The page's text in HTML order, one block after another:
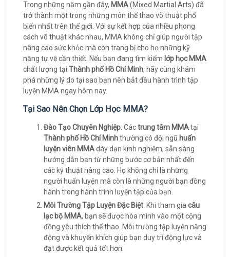
Trong những năm gần đây, MMA(Mixed Martial Arts) đã
trở thành một trong những môn thể thao võ thuật phổ
biến nhất trên thế giới. Với sự kết hợp của nhiều phong
cách võ thuật khác nhau, MMA không chỉ giúp người tập
nâng cao sức khỏe mà còn trang bị cho họ những kỹ
năng tự vệ cần thiết. Nếu bạn đang tìm kiếm lớp học MMA
chất lượng tại Thành phố Hồ Chí Minh, hãy cùng khám
phá những lý do tại sao bạn nên bắt đầu hành trình tập
luyện MMA ngay hôm nay.
Tại Sao Nên Chọn Lớp Học MMA?
Đào Tạo Chuyên Nghiệp: Cáctrung tâm MMAtại
Thành phố Hồ Chí Minhthường có đội ngũ huấn
luyện viên MMAdày dạn kinh nghiệm, sẵn sàng
hướng dẫn bạn từ những bước cơ bản nhất đến
các kỹ thuật nâng cao. Họ không chỉ là những
người huấn luyện mà còn là những người bạn đồng
hành trong hành trình luyện tập của bạn.
Môi Trường Tập Luyện Đặc Biệt: Khi tham gia câu
lạc bộ MMA, bạn sẽ được hòa mình vào một cộng
đồng yêu thích thể thao. Môi trường tập luyện năng
động và khuyến khích giúp bạn duy trì động lực và
đạt được kết quả tốt hơn.